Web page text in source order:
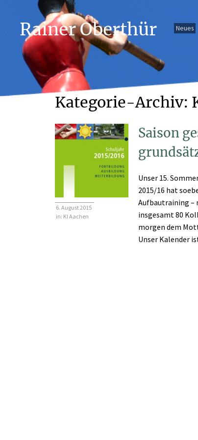
Rainer Oberthür Neues
Kategorie-Archiv:
6. August 2015
in: KI Aachen
Saison
Unser 15.
2015/16 hat
Aufbautraining –
insgesamt 80
morgen dem
Unser Kalender